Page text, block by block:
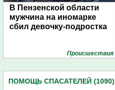
В Пензенской области
мужчина на иномарке
сбил девочку-подростка
Проиcшествия
ПОМОЩЬ СПАСАТЕЛЕЙ (1090)